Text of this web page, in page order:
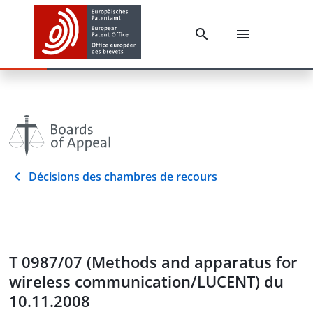
Décisions des chambres de recours
T 0987/07 (Methods and apparatus for
wireless communication/LUCENT) du
10.11.2008